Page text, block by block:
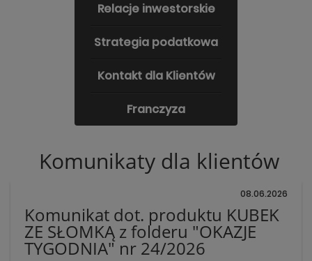
Komunikaty dla klientów
08.06.2026
Komunikat dot. produktu KUBEK
ZE SŁOMKĄ z folderu "OKAZJE
TYGODNIA" nr 24/2026
Relacje inwestorskie
Strategia podatkowa
Kontakt dla Klientów
Franczyza